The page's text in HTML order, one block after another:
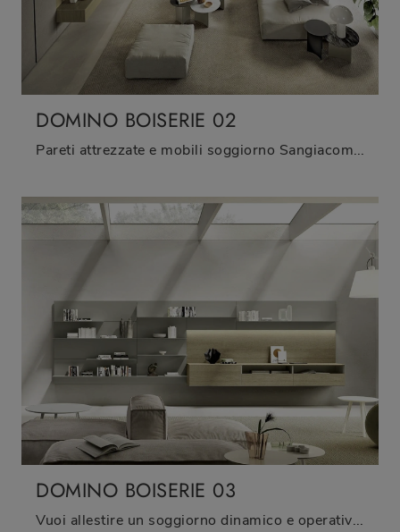
DOMINO BOISERIE 02
Pareti attrezzate e mobili soggiorno Sangiacomo: clicca e scopri il modello Domino Boiserie 02 e potrai valorizzare stanze moderne di ogni tipo.
DOMINO BOISERIE 03
Vuoi allestire un soggiorno dinamico e operativo? Ti presentiamo la parete attrezzata Domino Boiserie 03 Sangiacomo dalle linee decise moderne.